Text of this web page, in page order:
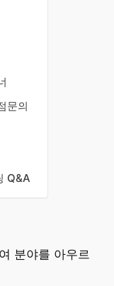
문의
Q&A
분야를 아우르